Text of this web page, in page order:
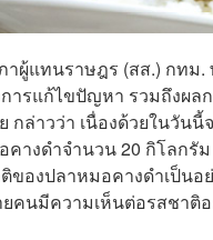
แทนราษฎร (สส.) กทม.
รแก้ไขปัญหา รวมถึงผล
ล่าวว่า เนื่องด้วยในวัน
างดำจำนวน 20 กิโลกรั
องปลาหมอคางดำเป็นอ
คนมีความเห็นต่อรสชาติ